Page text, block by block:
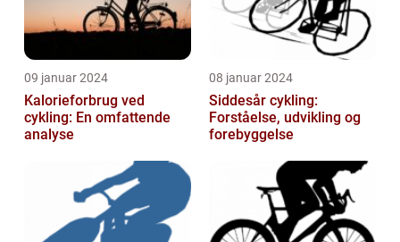
09 januar 2024
Kalorieforbrug ved
cykling: En omfattende
analyse
08 januar 2024
Siddesår cykling:
Forståelse, udvikling og
forebyggelse